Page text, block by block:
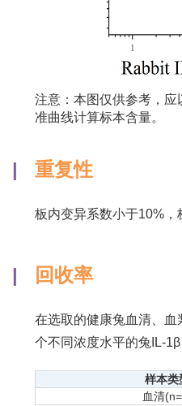
注意：本图仅供参考，
准曲线计算标本含量。
| 重复性
板内变异系数小于10%
| 回收率
在选取的健康兔血清、
个不同浓度水平的兔IL-
样本类
血清